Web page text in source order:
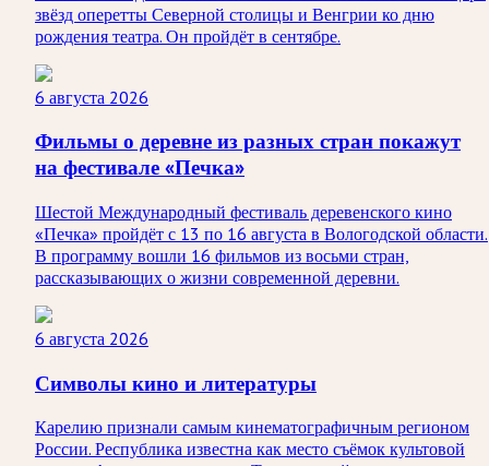
звёзд оперетты Северной столицы и Венгрии ко дню
рождения театра. Он пройдёт в сентябре.
6 августа 2026
Фильмы о деревне из разных стран покажут
на фестивале «Печка»
Шестой Международный фестиваль деревенского кино
«Печка» пройдёт с 13 по 16 августа в Вологодской области.
В программу вошли 16 фильмов из восьми стран,
рассказывающих о жизни современной деревни.
6 августа 2026
Символы кино и литературы
Карелию признали самым кинематографичным регионом
России. Республика известна как место съёмок культовой